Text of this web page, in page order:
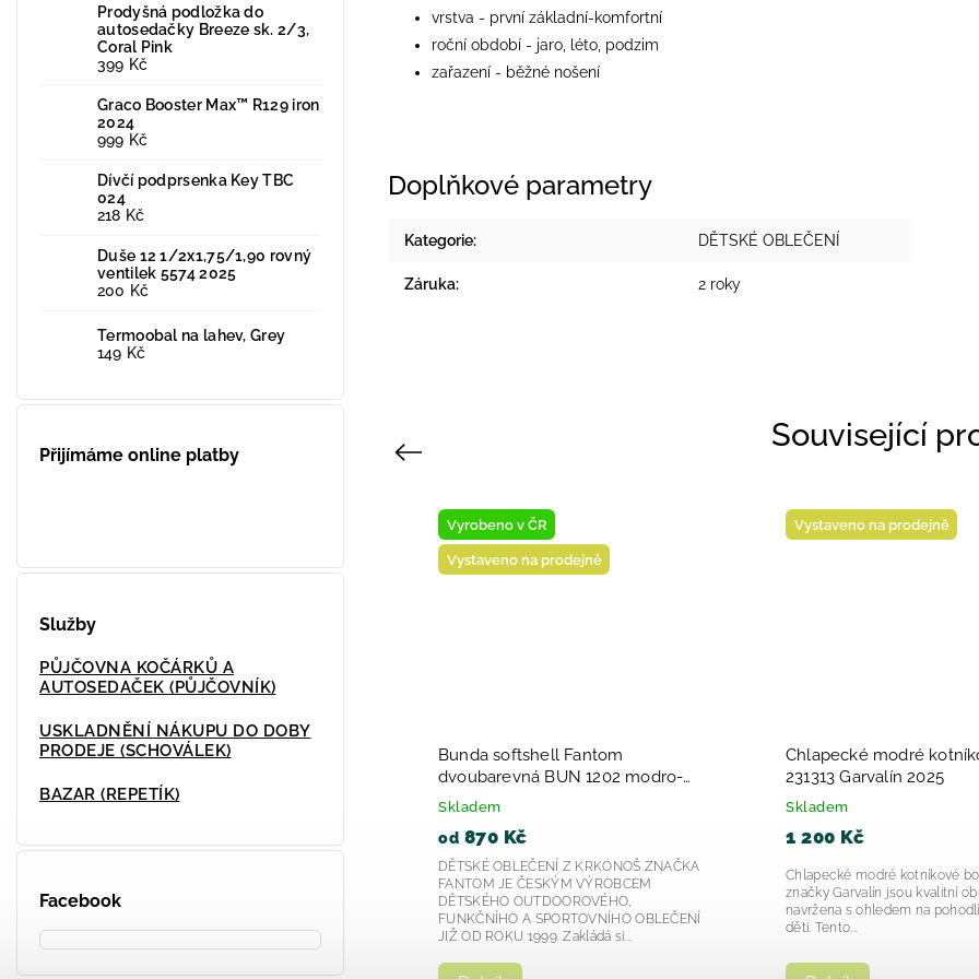
Prodyšná podložka do
autosedačky Breeze sk. 2/3,
Coral Pink
399 Kč
Graco Booster Max™ R129 iron
2024
999 Kč
Dívčí podprsenka Key TBC
024
218 Kč
Duše 12 1/2x1,75/1,90 rovný
ventilek 5574 2025
200 Kč
Termoobal na lahev, Grey
149 Kč
Přijímáme online platby
Služby
PŮJČOVNA KOČÁRKŮ A
AUTOSEDAČEK (PŮJČOVNÍK)
USKLADNĚNÍ NÁKUPU DO DOBY
PRODEJE (SCHOVÁLEK)
BAZAR (REPETÍK)
Facebook
vrstva - první základní-komfortní
roční období - jaro, léto, podzim
zařazení - běžné nošení
Doplňkové parametry
Kategorie: DĚTSKÉ OBLEČENÍ
Záruka: 2 roky
Související
Previous
Dětské tenisky modré chlapecké
Skladem
značky Garvalín jsou kvalitní obuv, která je
navržena s ohledem na pohodlí a styl pro
děti. Tento...
Novinka
Vystaveno na prodejně
Dětské chlapecké sandály
Biomecanics Respectfu 252166-
2025
Skladem
1 599 Kč
Hledáte komfortní a stylové chlapecké
sandály pro vašeho malého dobrodruha?
Model 252166 je perfektní volbou pro letní
dny, kdy je důležité...
Novinka
Dívčí dětské sandálky
Biomecanics Cotton
Skladem
1 599 Kč
Dívčí dětské sandálky
252167 – pohodlí, kvalita a
nohy Dívčí dětské sandálky
model 252167-A779 Cotton...